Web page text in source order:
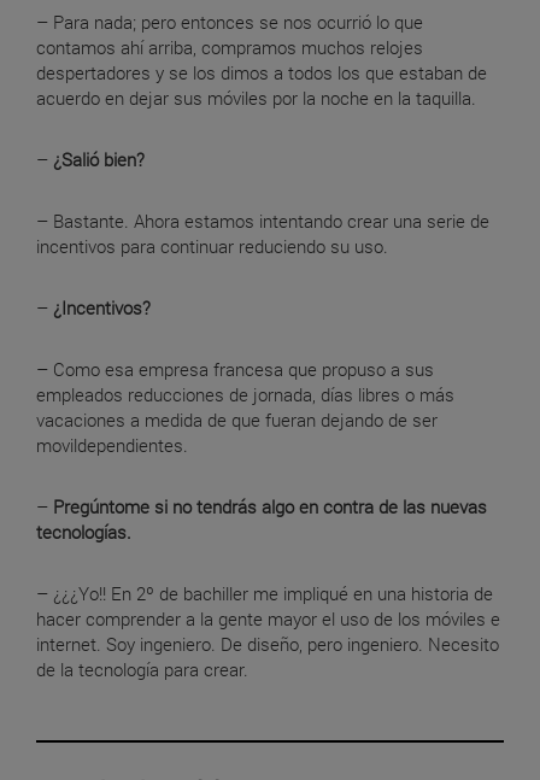
– Para nada; pero entonces se nos ocurrió lo que
contamos ahí arriba, compramos muchos relojes
despertadores y se los dimos a todos los que estaban de
acuerdo en dejar sus móviles por la noche en la taquilla.
– ¿Salió bien?
– Bastante. Ahora estamos intentando crear una serie de
incentivos para continuar reduciendo su uso.
– ¿Incentivos?
– Como esa empresa francesa que propuso a sus
empleados reducciones de jornada, días libres o más
vacaciones a medida de que fueran dejando de ser
movildependientes.
– Pregúntome si no tendrás algo en contra de las nuevas
tecnologías.
– ¿¿¿Yo!! En 2º de bachiller me impliqué en una historia de
hacer comprender a la gente mayor el uso de los móviles e
internet. Soy ingeniero. De diseño, pero ingeniero. Necesito
de la tecnología para crear.